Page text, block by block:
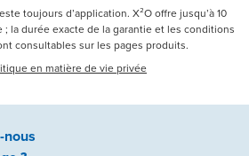
toujours d’application. X²O offre jusqu’à 10
; la durée exacte de la garantie et les conditions
consultables sur les pages produits.
en matière de vie privée